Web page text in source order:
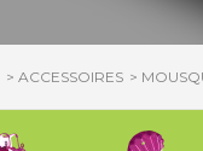
ACCESSOIRES